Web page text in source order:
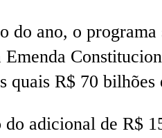
do ano, o
Emenda
quais R$ 70
do adicional de R$